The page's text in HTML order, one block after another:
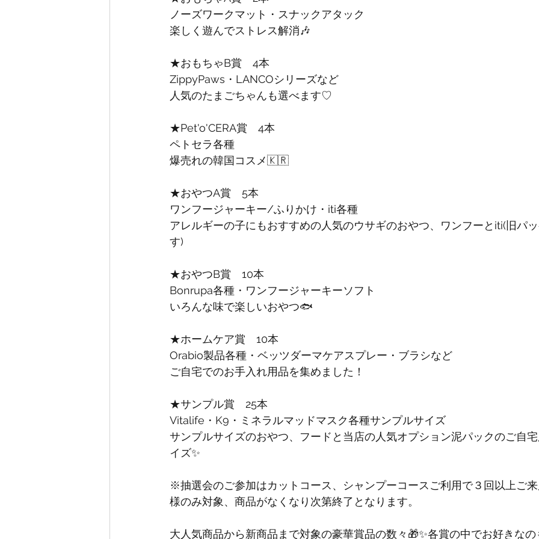
ノーズワークマット・スナックアタック
楽しく遊んでストレス解消🎶
★おもちゃB賞　4本
ZippyPaws・LANCOシリーズなど
人気のたまごちゃんも選べます♡
★Pet'o'CERA賞　4本
ペトセラ各種
爆売れの韓国コスメ🇰🇷
★おやつA賞　5本
ワンフージャーキー/ふりかけ・iti各種
アレルギーの子にもおすすめの人気のウサギのおやつ、ワンフーとiti(旧パ
す)
★おやつB賞　10本
Bonrupa各種・ワンフージャーキーソフト
いろんな味で楽しいおやつ🐟️
★ホームケア賞　10本
Orabio製品各種・ベッツダーマケアスプレー・ブラシなど
ご自宅でのお手入れ用品を集めました！
★サンプル賞　25本
Vitalife・K9・ミネラルマッドマスク各種サンプルサイズ
サンプルサイズのおやつ、フードと当店の人気オプション泥パックのご自
イズ✨
※抽選会のご参加はカットコース、シャンプーコースご利用で３回以上ご
様のみ対象、商品がなくなり次第終了となります。
大人気商品から新商品まで対象の豪華賞品の数々🎁✨各賞の中でお好きな